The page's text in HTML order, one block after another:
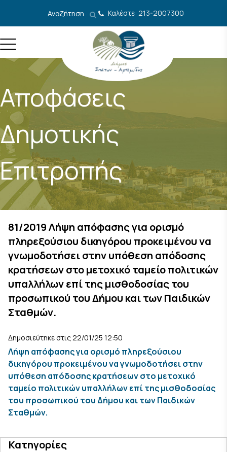
Αναζήτηση Καλέστε: 213-2007300
Αποφάσεις
Δημοτικής
Επιτροπής
81/2019 Λήψη απόφασης για ορισμό
πληρεξούσιου δικηγόρου προκειμένου να
γνωμοδοτήσει στην υπόθεση απόδοσης
κρατήσεων στο μετοχικό ταμείο πολιτικών
υπαλλήλων επί της μισθοδοσίας του
προσωπικού του Δήμου και των Παιδικών
Σταθμών.
Δημοσιεύτηκε στις 22/01/25 12:50
Λήψη απόφασης για ορισμό πληρεξούσιου
δικηγόρου προκειμένου να γνωμοδοτήσει στην
υπόθεση απόδοσης κρατήσεων στο μετοχικό
ταμείο πολιτικών υπαλλήλων επί της μισθοδοσίας
του προσωπικού του Δήμου και των Παιδικών
Σταθμών.
Κατηγορίες